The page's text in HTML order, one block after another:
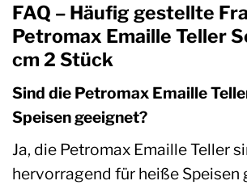
FAQ – Häufig gestellte
Petromax Emaille Teller
cm 2 Stück
Sind die Petromax Emaille
Speisen geeignet?
Ja, die Petromax Emaille Teller
hervorragend für heiße Speisen